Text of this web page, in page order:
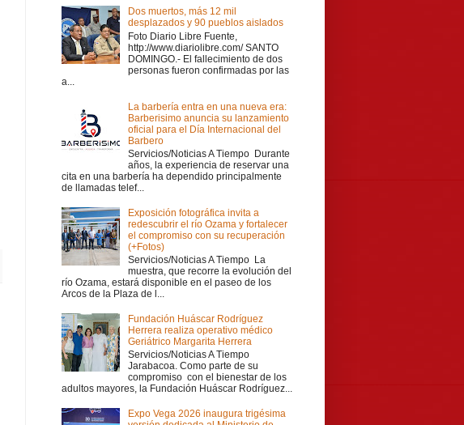
Dos muertos, más 12 mil
desplazados y 90 pueblos aislados
Foto Diario Libre Fuente,
http://www.diariolibre.com/ SANTO
DOMINGO.- El fallecimiento de dos
personas fueron confirmadas por las
a...
La barbería entra en una nueva era:
Barberisimo anuncia su lanzamiento
oficial para el Día Internacional del
Barbero
Servicios/Noticias A Tiempo Durante
años, la experiencia de reservar una
cita en una barbería ha dependido principalmente
de llamadas telef...
Exposición fotográfica invita a
redescubrir el río Ozama y fortalecer
el compromiso con su recuperación
(+Fotos)
Servicios/Noticias A Tiempo La
muestra, que recorre la evolución del
río Ozama, estará disponible en el paseo de los
Arcos de la Plaza de l...
Fundación Huáscar Rodríguez
Herrera realiza operativo médico
Geriátrico Margarita Herrera
Servicios/Noticias A Tiempo
Jarabacoa. Como parte de su
compromiso con el bienestar de los
adultos mayores, la Fundación Huáscar Rodríguez...
Expo Vega 2026 inaugura trigésima